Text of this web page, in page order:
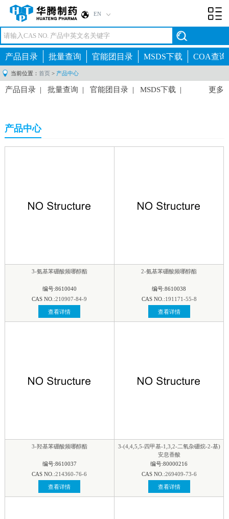
EN
产品目录 批量查询 官能团目录 MSDS下载 COA查询
当前位置： 首页 > 产品中心
更多
产品目录 | 批量查询 | 官能团目录 | MSDS下载 |
产品中心
3-氨基苯硼酸频哪醇酯
编号:8610040
CAS NO.:210907-84-9
查看详情
2-氨基苯硼酸频哪醇酯
编号:8610038
CAS NO.:191171-55-8
查看详情
3-羟基苯硼酸频哪醇酯
编号:8610037
CAS NO.:214360-76-6
查看详情
3-(4,4,5,5-四甲基-1,3,2-二氧杂硼烷-2-基)
安息香酸
编号:80000216
CAS NO.:269409-73-6
查看详情